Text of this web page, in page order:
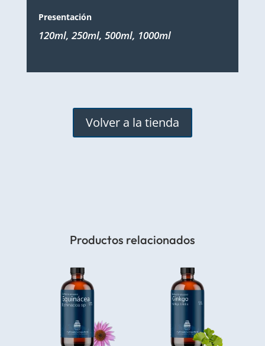
Presentación
120ml, 250ml, 500ml, 1000ml
Volver a la tienda
Productos relacionados